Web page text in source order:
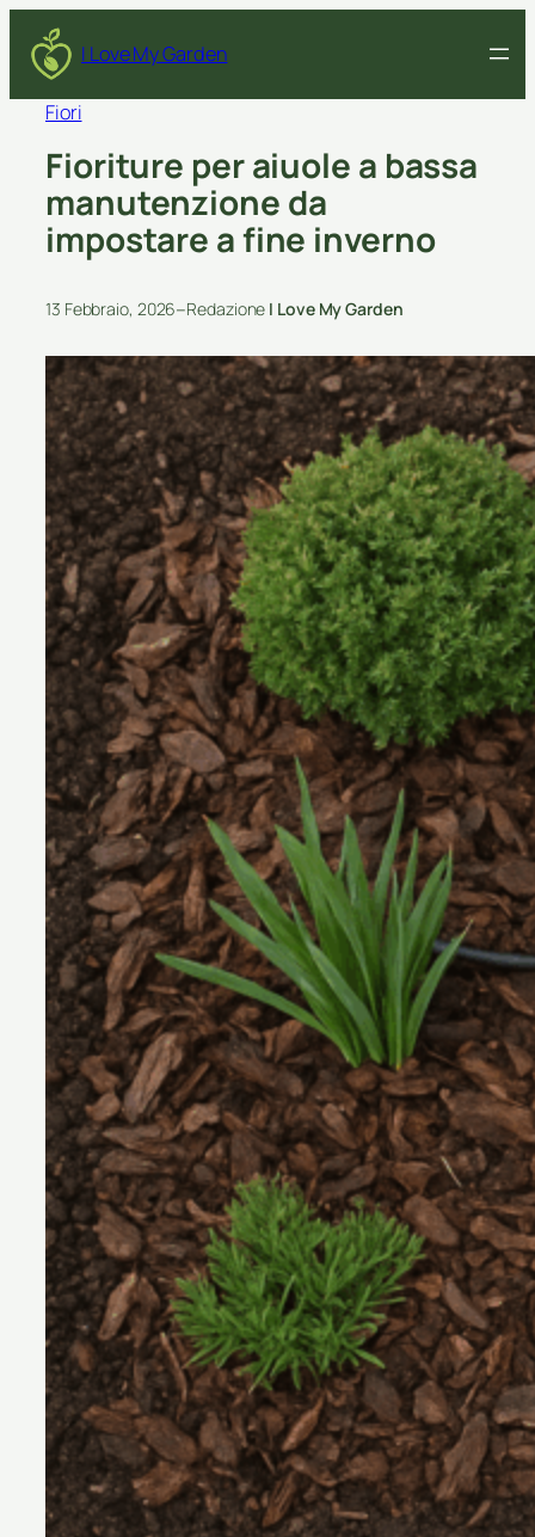
I Love My Garden
Fiori
Fioriture per aiuole a bassa
manutenzione da
impostare a fine inverno
13 Febbraio, 2026–Redazione I Love My Garden